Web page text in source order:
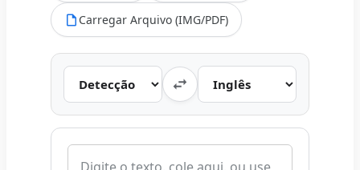
Carregar Arquivo (IMG/PDF)